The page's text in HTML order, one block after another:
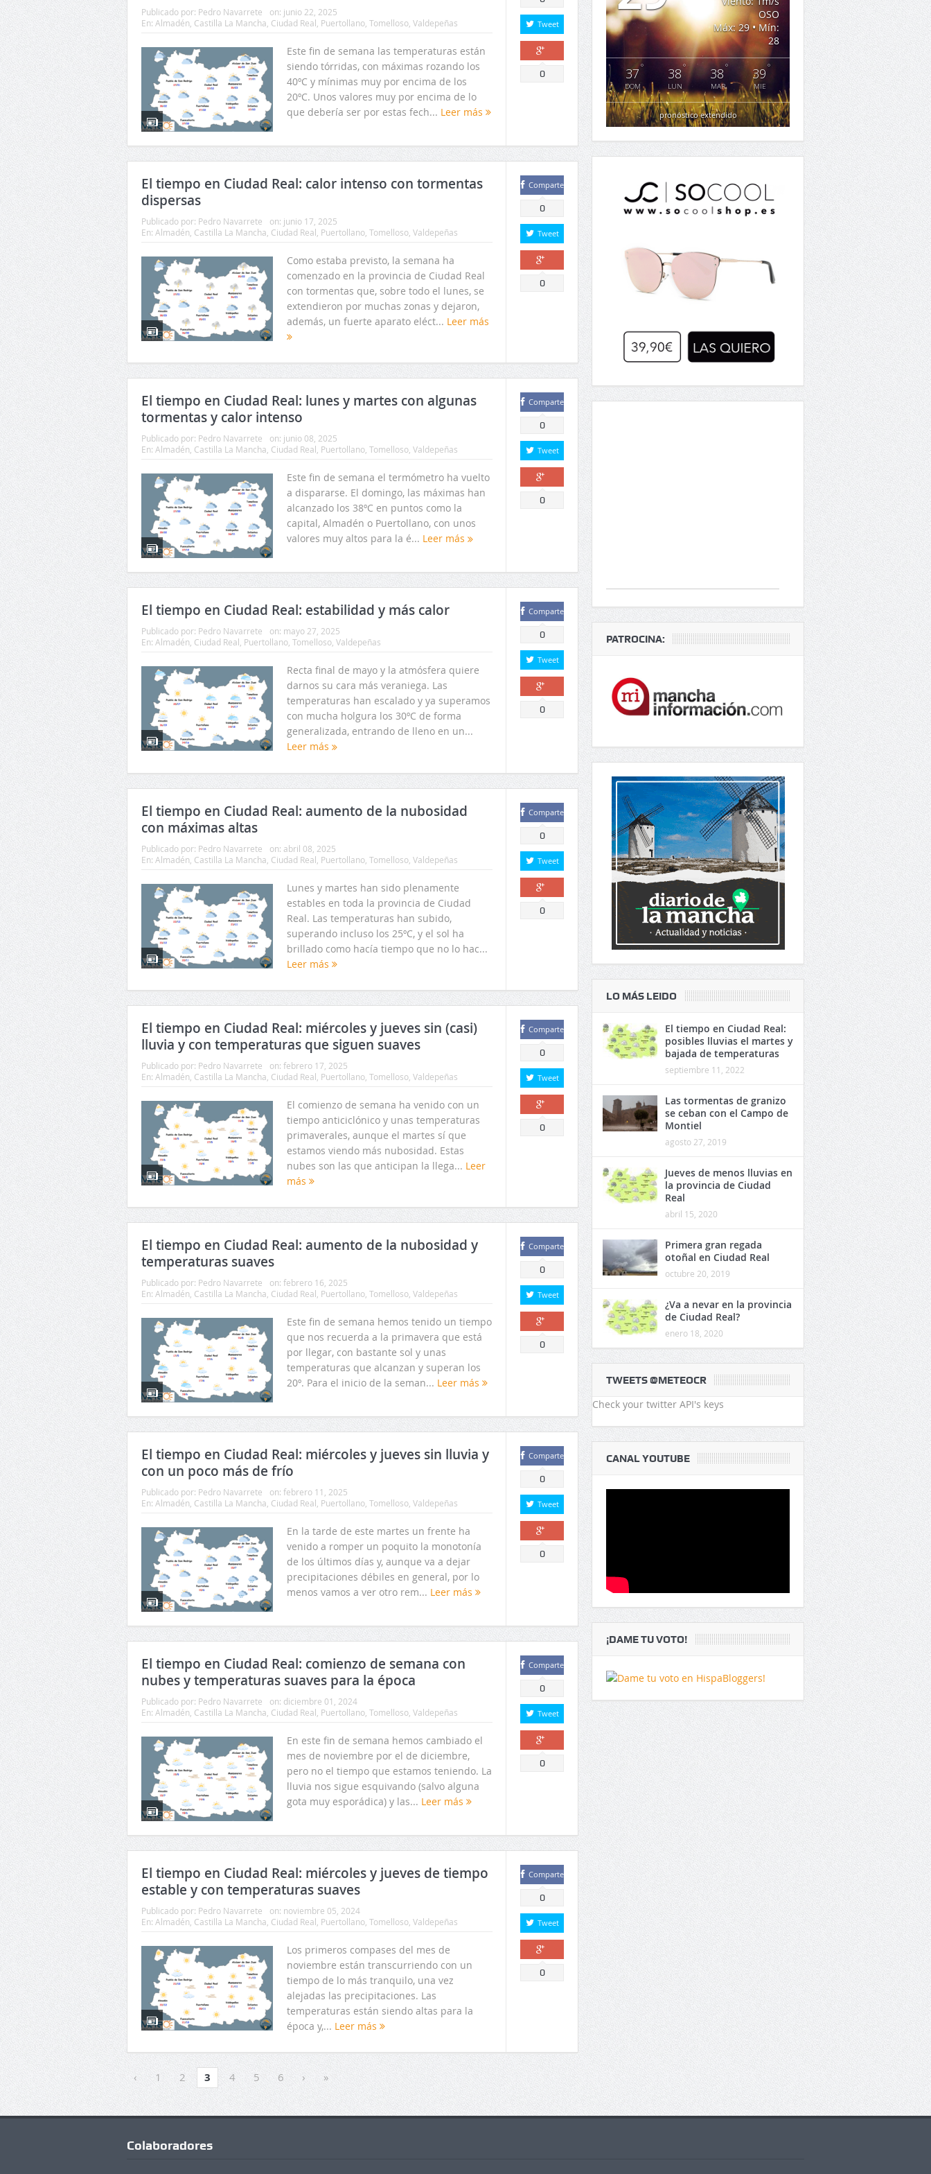
Publicado por: Pedro Navarrete on: junio 22, 2025
En: Almadén Castilla La Mancha Ciudad Real Puertollano Tomelloso Valdepeñas
Este fin de semana las temperaturas están
siendo tórridas, con máximas rozando los
40ºC y mínimas muy por encima de los
20ºC. Unos valores muy por encima de lo
que debería ser por estas fech... Leer más
Tweet
Comparte
0
El tiempo en Ciudad Real: calor intenso con tormentas
dispersas
Publicado por: Pedro Navarrete on: junio 17, 2025
En: Almadén Castilla La Mancha Ciudad Real Puertollano Tomelloso Valdepeñas
Como estaba previsto, la semana ha
comenzado en la provincia de Ciudad Real
con tormentas que, sobre todo el lunes, se
extendieron por muchas zonas y dejaron,
además, un fuerte aparato eléct... Leer más
Comparte
0
Tweet
Comparte
0
El tiempo en Ciudad Real: lunes y martes con algunas
tormentas y calor intenso
Publicado por: Pedro Navarrete on: junio 08, 2025
En: Almadén, Castilla La Mancha, Ciudad Real, Puertollano, Tomelloso, Valdepeñas
Este fin de semana el termómetro ha vuelto
a dispararse. El domingo, las máximas han
alcanzado los 38ºC en puntos como la
capital, Almadén o Puertollano, con unos
valores muy altos para la é... Leer más
Comparte
0
Tweet
Comparte
0
El tiempo en Ciudad Real: estabilidad y más calor
Publicado por: Pedro Navarrete on: mayo 27, 2025
En: Almadén, Ciudad Real, Puertollano, Tomelloso, Valdepeñas
Recta final de mayo y la atmósfera quiere
darnos su cara más veraniega. Las
temperaturas han escalado y ya superamos
con mucha holgura los 30ºC de forma
generalizada, entrando de lleno en un...
Leer más
Comparte
0
Tweet
Comparte
0
El tiempo en Ciudad Real: aumento de la nubosidad
con máximas altas
Publicado por: Pedro Navarrete on: abril 08, 2025
En: Almadén Castilla La Mancha Ciudad Real Puertollano Tomelloso Valdepeñas
Lunes y martes han sido plenamente
estables en toda la provincia de Ciudad
Real. Las temperaturas han subido,
superando incluso los 25ºC, y el sol ha
brillado como hacía tiempo que no lo hac...
Leer más
Comparte
0
Tweet
Comparte
0
El tiempo en Ciudad Real: miércoles y jueves sin (casi)
lluvia y con temperaturas que siguen suaves
Publicado por: Pedro Navarrete on: febrero 17, 2025
En: Almadén Castilla La Mancha Ciudad Real Puertollano Tomelloso Valdepeñas
El comienzo de semana ha venido con un
tiempo anticiclónico y unas temperaturas
primaverales, aunque el martes sí que
estamos viendo más nubosidad. Estas
nubes son las que anticipan la llega... Leer
más
Comparte
0
Tweet
Comparte
0
El tiempo en Ciudad Real: aumento de la nubosidad y
temperaturas suaves
Publicado por: Pedro Navarrete on: febrero 16, 2025
En: Almadén Castilla La Mancha Ciudad Real Puertollano Tomelloso Valdepeñas
Este fin de semana hemos tenido un tiempo
que nos recuerda a la primavera que está
por llegar, con bastante sol y unas
temperaturas que alcanzan y superan los
20º. Para el inicio de la seman... Leer más
Comparte
0
Tweet
Comparte
0
El tiempo en Ciudad Real: miércoles y jueves sin lluvia y
con un poco más de frío
Publicado por: Pedro Navarrete on: febrero 11, 2025
En: Almadén Castilla La Mancha Ciudad Real Puertollano Tomelloso Valdepeñas
En la tarde de este martes un frente ha
venido a romper un poquito la monotonía
de los últimos días y, aunque va a dejar
precipitaciones débiles en general, por lo
menos vamos a ver otro rem... Leer más
Comparte
0
Tweet
Comparte
0
El tiempo en Ciudad Real: comienzo de semana con
nubes y temperaturas suaves para la época
Publicado por: Pedro Navarrete on: diciembre 01, 2024
En: Almadén Castilla La Mancha Ciudad Real Puertollano Tomelloso Valdepeñas
En este fin de semana hemos cambiado el
mes de noviembre por el de diciembre,
pero no el tiempo que estamos teniendo. La
lluvia nos sigue esquivando (salvo alguna
gota muy esporádica) y las... Leer más
Comparte
0
Tweet
Comparte
0
El tiempo en Ciudad Real: miércoles y jueves de tiempo
estable y con temperaturas suaves
Publicado por: Pedro Navarrete on: noviembre 05, 2024
En: Almadén Castilla La Mancha Ciudad Real Puertollano Tomelloso Valdepeñas
Los primeros compases del mes de
noviembre están transcurriendo con un
tiempo de lo más tranquilo, una vez
alejadas las precipitaciones. Las
temperaturas están siendo altas para la
época y,... Leer más
Comparte
0
Tweet
Comparte
0
‹ 1 2 3 4 5 6 › »
OSO
Máx: 29 • Mín:
28
37°
DOM
38°
LUN
38°
MAR
39°
MIE
pronóstico extendido
PATROCINA:
LO MÁS LEIDO
El tiempo en Ciudad Real:
posibles lluvias el martes y
bajada de temperaturas
septiembre 11, 2022
Las tormentas de granizo
se ceban con el Campo de
Montiel
agosto 27, 2019
Jueves de menos lluvias en
la provincia de Ciudad
Real
abril 15, 2020
Primera gran regada
otoñal en Ciudad Real
octubre 20, 2019
¿Va a nevar en la provincia
de Ciudad Real?
enero 18, 2020
TWEETS @METEOCR
Check your twitter API's keys
CANAL YOUTUBE
¡DAME TU VOTO!
Colaboradores